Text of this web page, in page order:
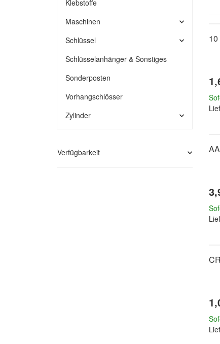
Klebstoffe
Maschinen
Schlüssel
Schlüsselanhänger & Sonstiges
Sonderposten
Vorhangschlösser
Zylinder
Verfügbarkeit